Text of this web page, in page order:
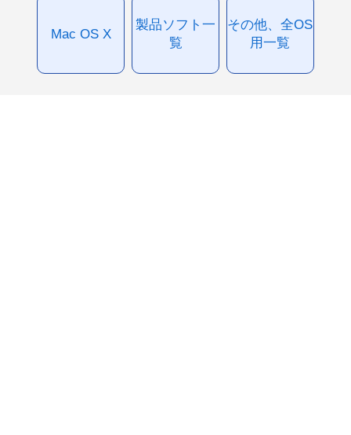
Mac OS X
製品ソフト一
覧
その他、全OS
用一覧